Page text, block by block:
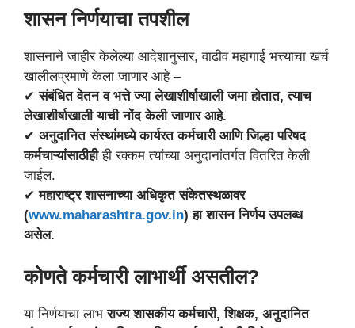
शासन निर्णयाचा तपशील
शासनाने जाहीर केलेल्या आदेशानुसार, वाढीव महागाई भत्त्याचा खर्च
खालीलप्रमाणे केला जाणार आहे –
✔संबंधित वेतन व भत्ते ज्या लेखाशीर्षाखाली जमा होतात, त्याच
लेखाशीर्षाखाली याची नोंद केली जाणार आहे.
✔ अनुदानित संस्थांमध्ये कार्यरत कर्मचारी आणि जिल्हा परिषद
कर्मचाऱ्यांसाठीहीही रक्कम त्यांच्या अनुदानांतर्गत वितरित केली
जाईल.
✔महाराष्ट्र शासनाच्या अधिकृत संकेतस्थळावर
(www.maharashtra.gov.in) हा शासन निर्णय उपलब्ध
असेल.
कोणते कर्मचारी लाभार्थी असतील?
या निर्णयाचा लाभराज्य शासकीय कर्मचारी, शिक्षक, अनुदानित